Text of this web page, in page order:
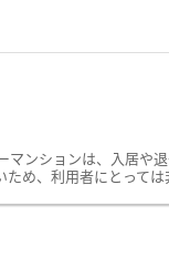
ンションは、入居や
め、利用者にとっては